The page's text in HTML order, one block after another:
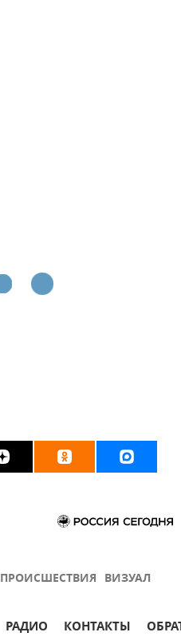
ПРОИСШЕСТВИЯ ВИЗУАЛ
РАДИО КОНТАКТЫ